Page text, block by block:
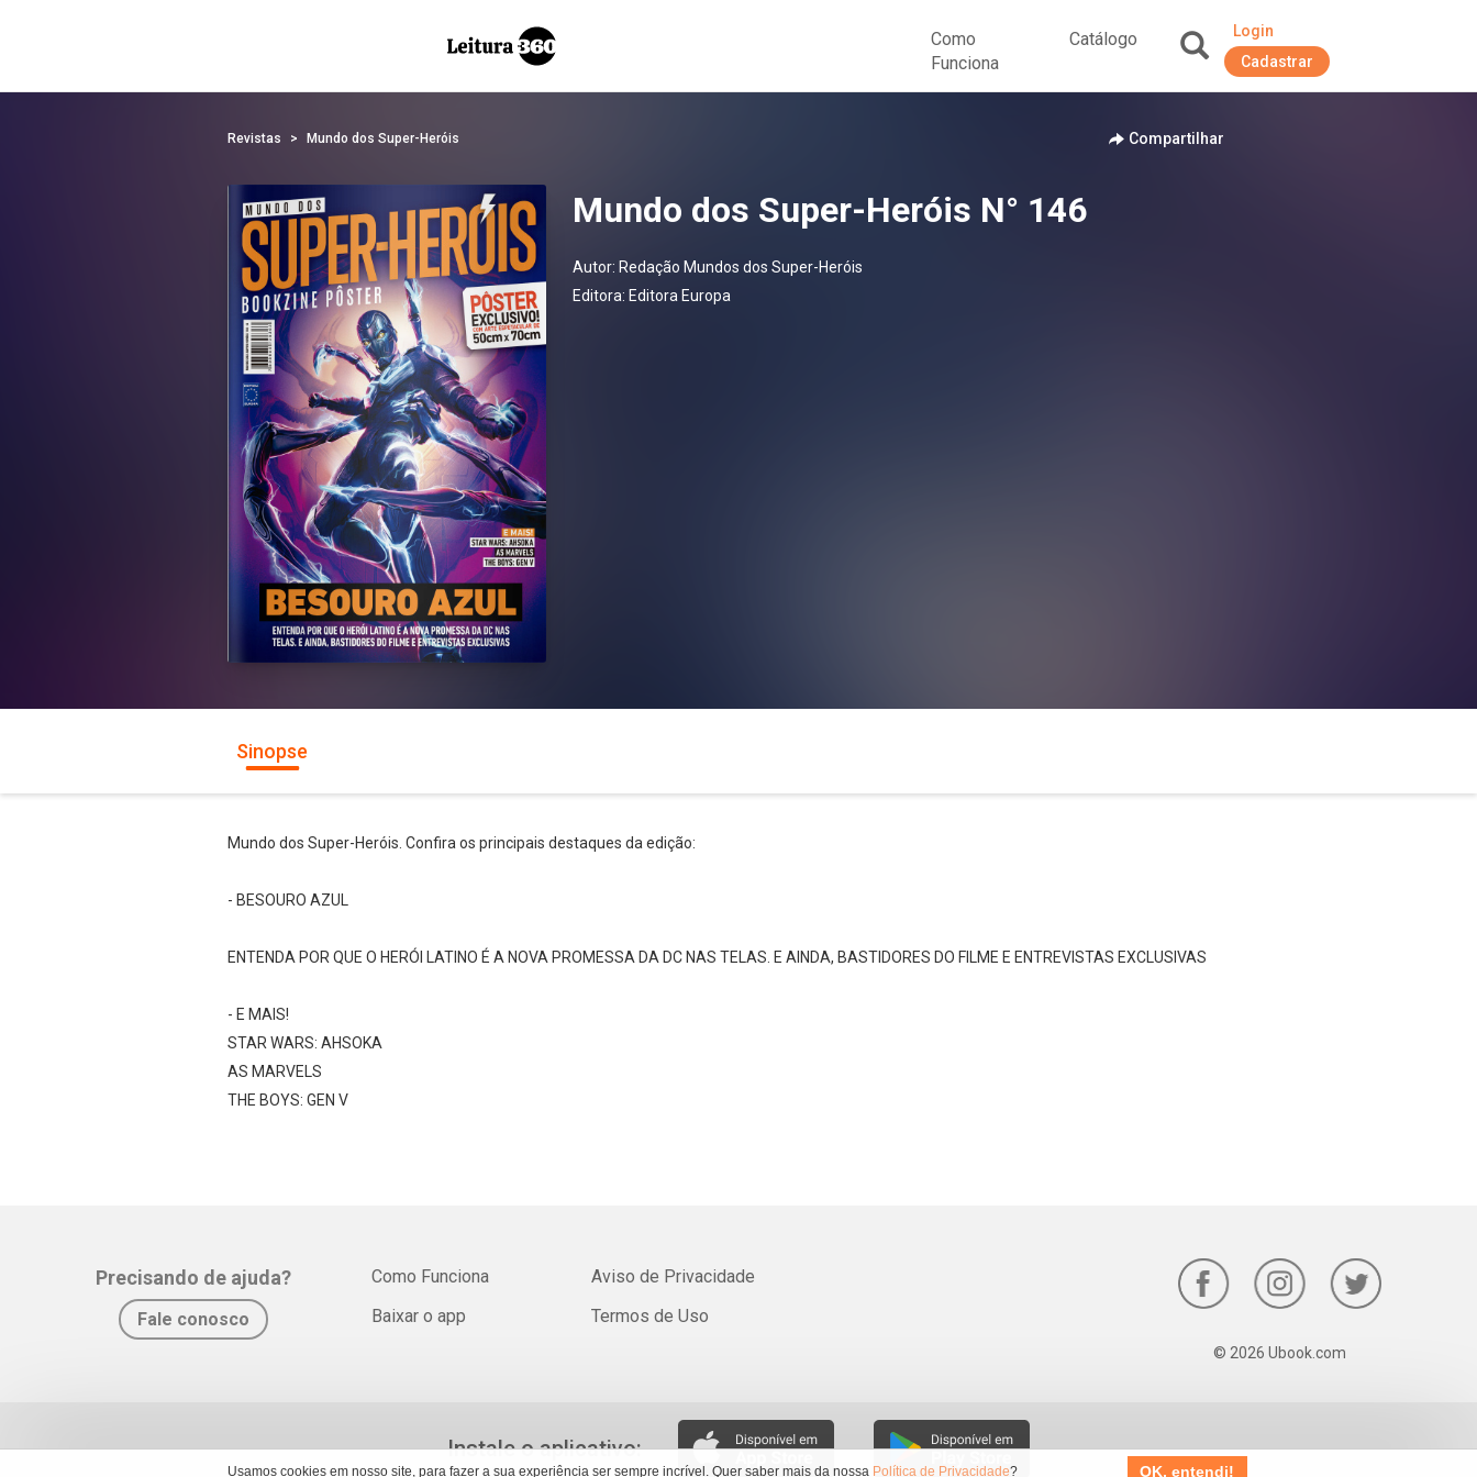
Usamos cookies em nosso site, para fazer a sua experiência ser sempre incrível. Quer saber mais da nossa Política de Privacidade? OK, entendi!
Como
Funciona
Catálogo
Login
Cadastrar
Revistas Mundo dos Super-Heróis Compartilhar
Mundo dos Super-Heróis N° 146
Autor: Redação Mundos dos Super-Heróis
Editora: Editora Europa
Sinopse
Mundo dos Super-Heróis. Confira os principais destaques da edição:
- BESOURO AZUL
ENTENDA POR QUE O HERÓI LATINO É A NOVA PROMESSA DA DC NAS TELAS. E AINDA, BASTIDORES DO FILME E ENTREVISTAS EXCLUSIVAS
- E MAIS!
STAR WARS: AHSOKA
AS MARVELS
THE BOYS: GEN V
Precisando de ajuda?
Fale conosco
Como Funciona
Baixar o app
Aviso de Privacidade
Termos de Uso
© 2026 Ubook.com
Instale o aplicativo: